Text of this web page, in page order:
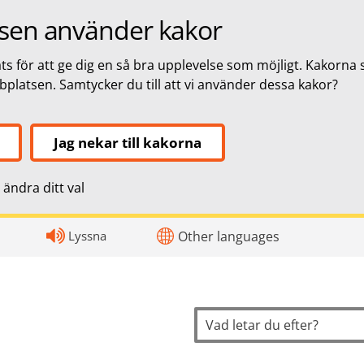
använder kakor
för att ge dig en så bra upplevelse som möjligt.
Samtycker du till att vi använder dessa kakor?
Jag nekar till kakorna
ändra ditt val
Lyssna Other languages
Sök